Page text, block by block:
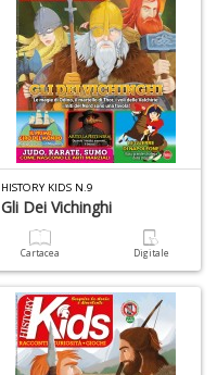
HISTORY KIDS N.9
Gli Dei Vichinghi
Cartacea Digitale